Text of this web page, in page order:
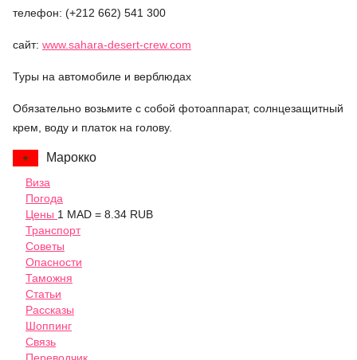
телефон: (+212 662) 541 300
сайт: www.sahara-desert-crew.com
Туры на автомобиле и верблюдах
Обязательно возьмите с собой фотоаппарат, солнцезащитный
крем, воду и платок на голову.
Марокко
Виза
Погода
Цены 1 MAD = 8.34 RUB
Транспорт
Советы
Опасности
Таможня
Статьи
Рассказы
Шоппинг
Связь